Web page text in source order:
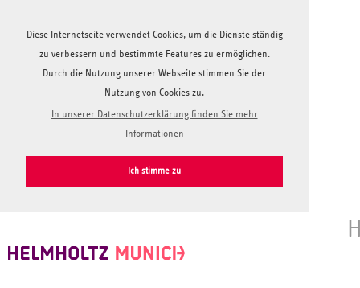
Diese Internetseite verwendet Cookies, um die Dienste ständig
zu verbessern und bestimmte Features zu ermöglichen.
Durch die Nutzung unserer Webseite stimmen Sie der
Nutzung von Cookies zu.
In unserer Datenschutzerklärung finden Sie mehr
Informationen
Ich stimme zu